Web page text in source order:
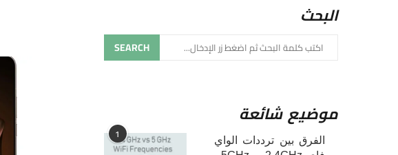
البحث
SEARCH
موضيع شائعة
1
الفرق بين ترددات الواي